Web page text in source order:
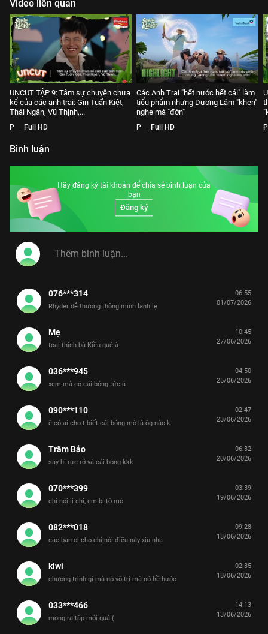
Video liên quan
UNCUT TẬP 9: Tâm sự chuyện chưa
kể của các anh trai: Gin Tuấn Kiệt,
Thái Ngân, Vũ Thịnh,...
P Full HD
Các Anh Trai "hết nước hết cái" làm
tiểu phẩm nhưng Dương Lâm "khen"
nghe mà "đớn"
P Full HD P
Bình luận
Hãy đăng ký tài khoản để chia sẻ bình luận của
bạn
Đăng ký
076***314
Rhyder dễ thương thông minh lanh lẹ
06:55
01/07/2026
Mẹ
toai thích bà Kiều qué à
10:45
27/06/2026
036***945
xem mà có cái bóng tức á
04:50
25/06/2026
090***110
ê có ai cho t biết cái bóng mờ là ôg nào k
02:47
23/06/2026
Trâm Bảo
say hi rực rỡ và cái bóng kkk
06:32
20/06/2026
070***399
chị nói ii chị, em bị tò mò
03:39
19/06/2026
082***018
các bạn ơi cho chị nói điều này xíu nha
09:28
18/06/2026
kiwi
chương trình gì mà nó vô tri mà nó hề hước
02:35
18/06/2026
033***466
mong ra tập mới quá:(
14:13
13/06/2026